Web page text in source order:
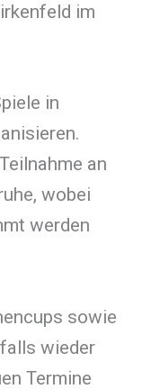
im
in
an
wobei
werden
sowie
wieder
Termine